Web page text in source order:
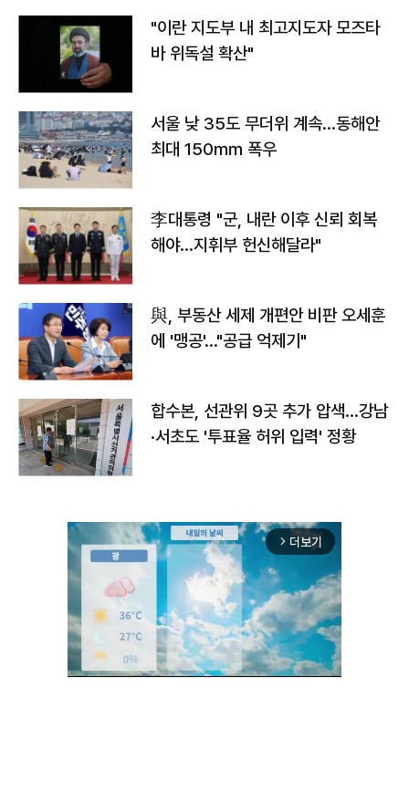
"이란 지도부 내 최고지도자 모즈타
바 위독설 확산"
서울 낮 35도 무더위 계속…동해안
최대 150㎜ 폭우
李대통령 "군, 내란 이후 신뢰 회복
해야…지휘부 헌신해달라"
與, 부동산 세제 개편안 비판 오세훈
에 '맹공'…"공급 억제기"
합수본, 선관위 9곳 추가 압색…강남
·서초도 '투표율 허위 입력' 정황
arrow_forward_ios 더보기